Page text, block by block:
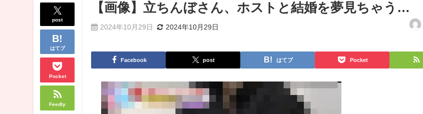
post
はてブ
Pocket
Feedly
【画像】立ちんぼさん、ホストと結婚を夢見ちゃう…
2024年10月29日 2024年10月29日
Facebook post はてブ Pocket